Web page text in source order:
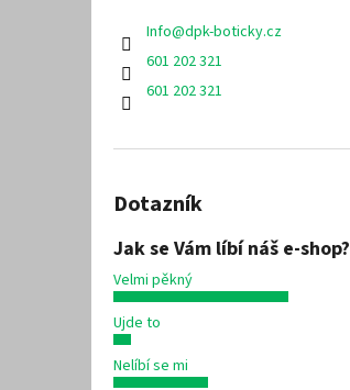
Info@dpk-boticky.cz
601 202 321
601 202 321
Dotazník
Jak se Vám líbí náš e-shop?
Velmi pěkný
Ujde to
Nelíbí se mi